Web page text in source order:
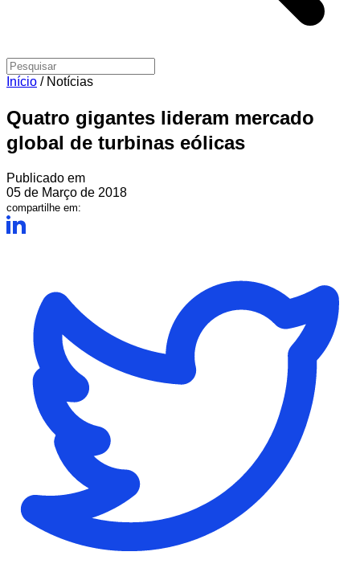
Início / Notícias
Quatro gigantes lideram mercado
global de turbinas eólicas
Publicado em
05 de Março de 2018
compartilhe em: